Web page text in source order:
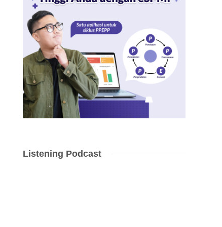
Listening Podcast